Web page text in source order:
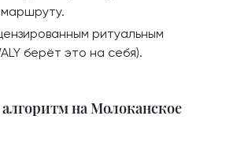
ритуальным
берёт это на себя).
на Молоканское